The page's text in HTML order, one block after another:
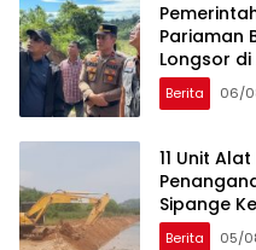
Pariaman
Longsor
Anggota
Trase
Berita 06/
11 Unit
Sipange
Berita 05/